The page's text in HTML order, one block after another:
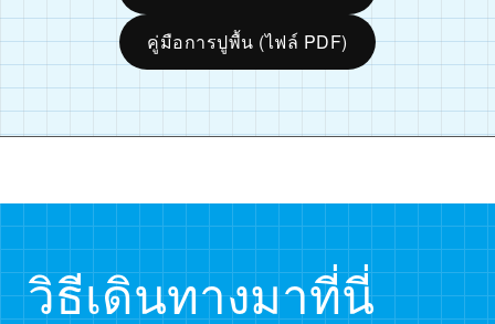
คู่มือการปูพื้น (ไฟล์ PDF)
วิธีเดินทางมาที่นี่